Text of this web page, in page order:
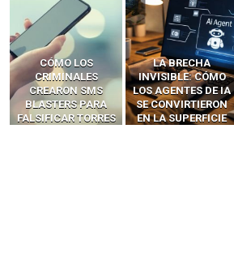
LA BRECHA
INVISIBLE: CÓMO
LOS AGENTES DE IA
SE CONVIRTIERON
EN LA SUPERFICIE
OLVIDA
METASPLOIT: CÓMO
PREDATOR HACKEA
CUALQUIER MÓVIL
CON ATAQUES